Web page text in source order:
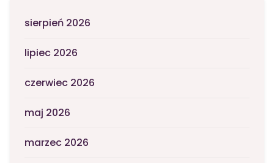
sierpień 2026
lipiec 2026
czerwiec 2026
maj 2026
marzec 2026